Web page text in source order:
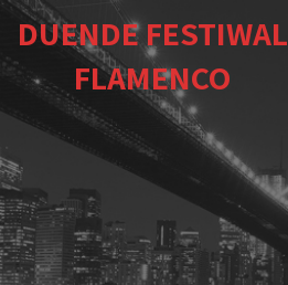
DUENDE FESTIWAL
FLAMENCO